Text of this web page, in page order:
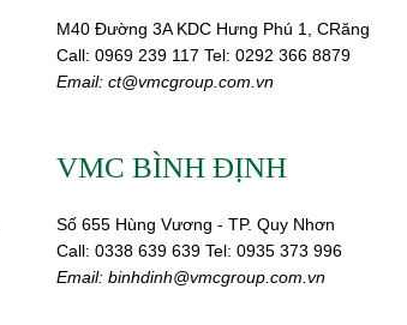
M40 Đường 3A KDC Hưng Phú 1, CRăng
Call: 0969 239 117 Tel: 0292 366 8879
Email: ct@vmcgroup.com.vn
VMC BÌNH ĐỊNH
Số 655 Hùng Vương - TP. Quy Nhơn
Call: 0338 639 639 Tel: 0935 373 996
Email: binhdinh@vmcgroup.com.vn